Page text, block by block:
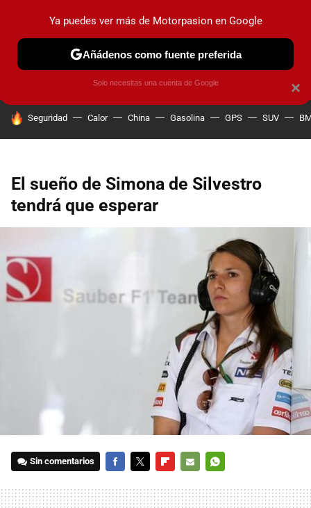
PRUEBAS COCHES ELÉCTRICOS OBSERVATORIO
HOY SE HABLA DE
Seguridad Calor China Gasolina GPS SUV
El sueño de Simona de Silvestro
tendrá que esperar
Sin comentarios
MAIL
×
Ya puedes ver más de Motorpasion en Google
Añádenos como fuente preferida
Solo necesitas una cuenta de Google